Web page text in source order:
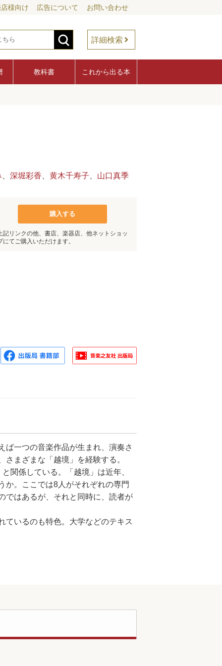
様向け 広告について お問い合わせ
詳細検索
教科書 これから出る本
深堀彩香 黄木千寿子 山口真季
購入する
記リンクの他、書店、楽器店、他ネットショッ
にてご購入いただけます。
ば一つの音楽作品が生まれ、演奏さ
まざまな「越境」を経験する。
関係している。「越境」は近年、
か。ここでは8人がそれぞれの専門
ではあるが、それと同時に、読者が
ているのも特色。大学などのテキス